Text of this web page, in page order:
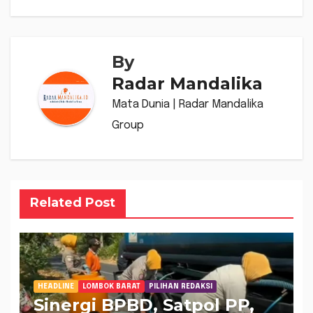
By
Radar Mandalika
Mata Dunia | Radar Mandalika
Group
Related Post
HEADLINE LOMBOK BARAT PILIHAN REDAKSI
Sinergi BPBD, Satpol PP,